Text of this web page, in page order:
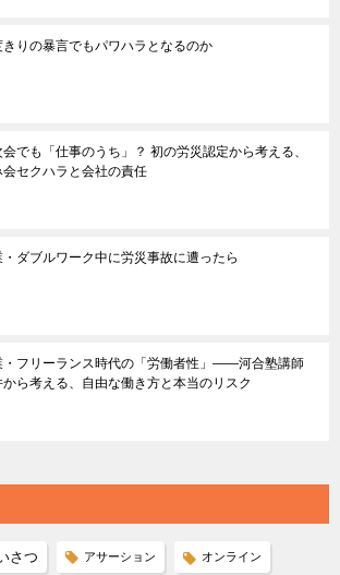
きりの暴言でもパワハラとなるのか
会でも「仕事のうち」？ 初の労災認定から考える、
会セクハラと会社の責任
・ダブルワーク中に労災事故に遭ったら
・フリーランス時代の「労働者性」――河合塾講師
から考える、自由な働き方と本当のリスク
さつ アサーション オンライン